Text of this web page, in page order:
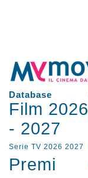
Database
Film 2026
- 2027
Serie TV 2026 2027
Premi